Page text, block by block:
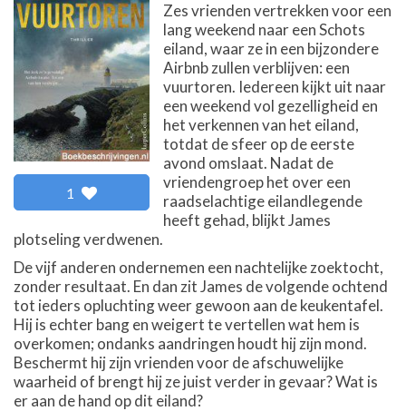
1
Zes vrienden vertrekken voor een
lang weekend naar een Schots
eiland, waar ze in een bijzondere
Airbnb zullen verblijven: een
vuurtoren. Iedereen kijkt uit naar
een weekend vol gezelligheid en
het verkennen van het eiland,
totdat de sfeer op de eerste
avond omslaat. Nadat de
vriendengroep het over een
raadselachtige eilandlegende
heeft gehad, blijkt James
plotseling verdwenen.
De vijf anderen ondernemen een nachtelijke zoektocht,
zonder resultaat. En dan zit James de volgende ochtend
tot ieders opluchting weer gewoon aan de keukentafel.
Hij is echter bang en weigert te vertellen wat hem is
overkomen; ondanks aandringen houdt hij zijn mond.
Beschermt hij zijn vrienden voor de afschuwelijke
waarheid of brengt hij ze juist verder in gevaar? Wat is
er aan de hand op dit eiland?